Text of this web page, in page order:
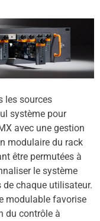
les sources
système pour
avec une gestion
modulaire du rack
être permutées à
le système
chaque utilisateur.
modulable favorise
du contrôle à